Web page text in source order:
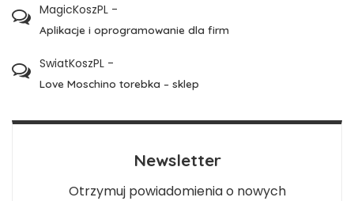
MagicKoszPL -
Aplikacje i oprogramowanie dla firm
SwiatKoszPL -
Love Moschino torebka – sklep
Newsletter
Otrzymuj powiadomienia o nowych